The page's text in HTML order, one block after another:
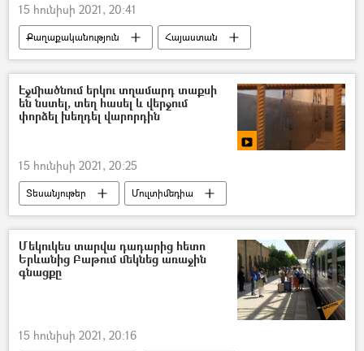
15 հունիսի 2021, 20:41
Քաղաքականություն
Հայաստան
«Հյուսիս–հարավ» ավտոճանապարհ
Ագարակ
Իրանի Իսլամական Հանրապետություն
Էջմիածնում երկու տղամարդ տաքսի
են նստել, տեղ հասել և վերջում
փորձել խեղդել վարորդին
15 հունիսի 2021, 20:25
Տեսանյութեր
Մուլտիմեդիա
Էջմիածին
տաքսի
Մեկուկես տարվա դադարից հետո
Երևանից Բաթում մեկնեց առաջին
գնացքը
15 հունիսի 2021, 20:16